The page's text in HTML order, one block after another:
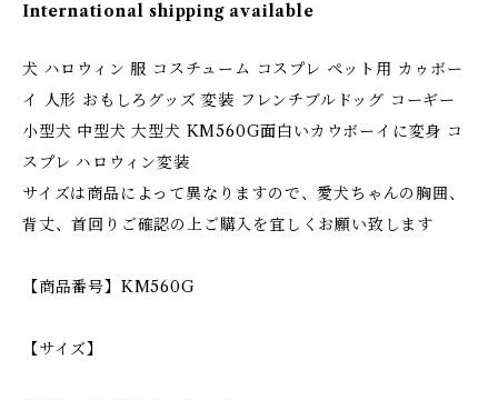
International shipping available
犬 ハロウィン 服 コスチューム コスプレ ペット用 カゥボー
イ 人形 おもしろグッズ 変装 フレンチブルドッグ コーギー
小型犬 中型犬 大型犬 KM560G面白いカウボーイに変身 コ
スプレ ハロウィン変装
サイズは商品によって異なりますので、愛犬ちゃんの胸囲、
背丈、首回りご確認の上ご購入を宜しくお願い致します
【商品番号】KM560G
【サイズ】